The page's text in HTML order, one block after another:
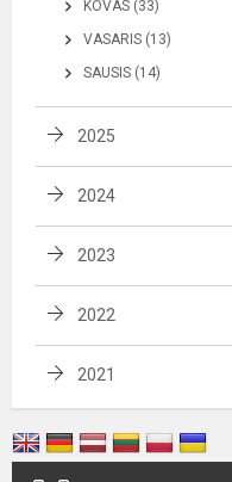
KOVAS (33)
VASARIS (13)
SAUSIS (14)
2025
2024
2023
2022
2021